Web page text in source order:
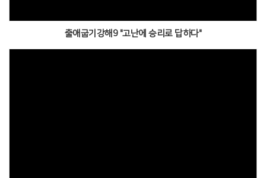
출애굽기강해9 "고난에 승리로 답하다"